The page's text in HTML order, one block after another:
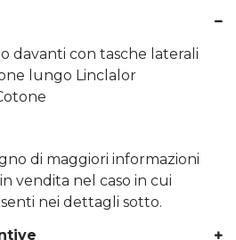
davanti con tasche laterali
lungo Linclalor
di maggiori informazioni
vendita nel caso in cui
nei dettagli sotto.